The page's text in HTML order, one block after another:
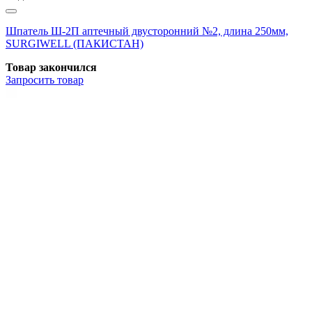
Шпатель Ш-2П аптечный двусторонний №2, длина 250мм,
SURGIWELL (ПАКИСТАН)
Товар закончился
Запросить товар